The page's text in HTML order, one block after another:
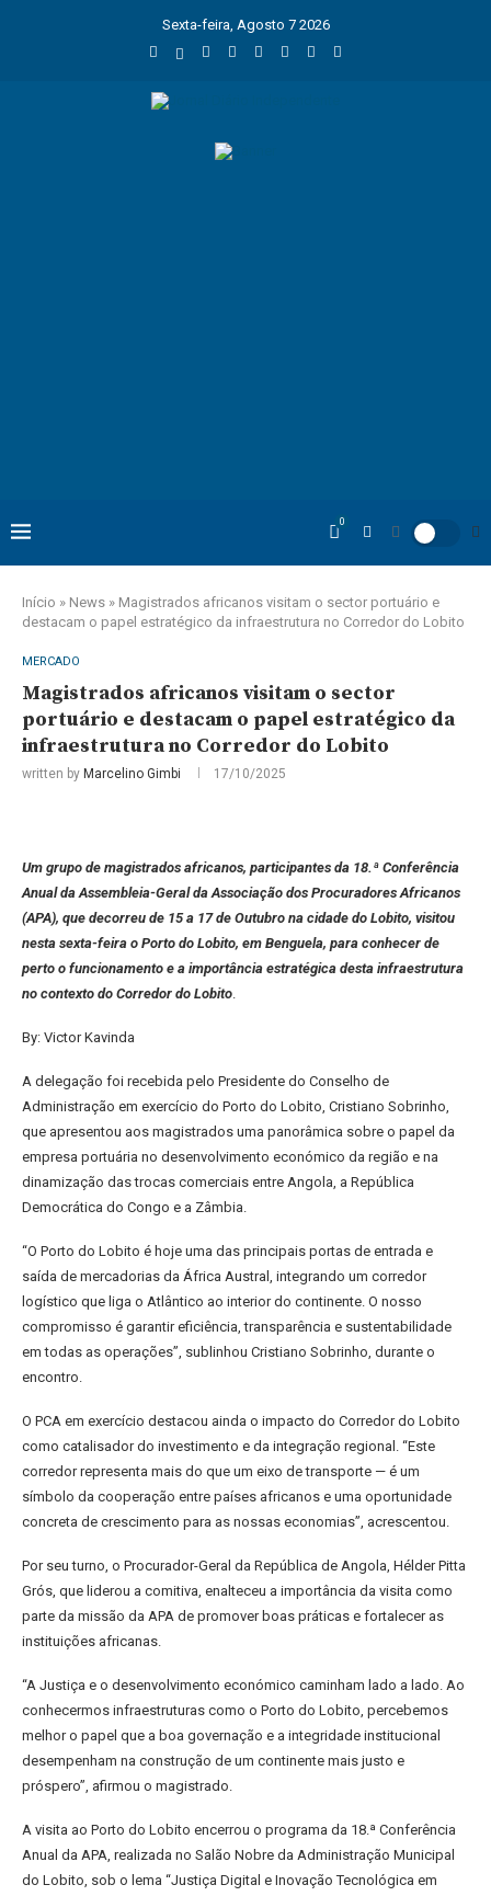
Sexta-feira, Agosto 7 2026
0
Início » News » Magistrados africanos visitam o sector portuário e
destacam o papel estratégico da infraestrutura no Corredor do Lobito
MERCADO
Magistrados africanos visitam o sector
portuário e destacam o papel estratégico da
infraestrutura no Corredor do Lobito
written by Marcelino Gimbi 17/10/2025
Um grupo de magistrados africanos, participantes da 18.ª Conferência
Anual da Assembleia-Geral da Associação dos Procuradores Africanos
(APA), que decorreu de 15 a 17 de Outubro na cidade do Lobito, visitou
nesta sexta-feira o Porto do Lobito, em Benguela, para conhecer de
perto o funcionamento e a importância estratégica desta infraestrutura
no contexto do Corredor do Lobito.
By: Victor Kavinda
A delegação foi recebida pelo Presidente do Conselho de
Administração em exercício do Porto do Lobito, Cristiano Sobrinho,
que apresentou aos magistrados uma panorâmica sobre o papel da
empresa portuária no desenvolvimento económico da região e na
dinamização das trocas comerciais entre Angola, a República
Democrática do Congo e a Zâmbia.
“O Porto do Lobito é hoje uma das principais portas de entrada e
saída de mercadorias da África Austral, integrando um corredor
logístico que liga o Atlântico ao interior do continente. O nosso
compromisso é garantir eficiência, transparência e sustentabilidade
em todas as operações”, sublinhou Cristiano Sobrinho, durante o
encontro.
O PCA em exercício destacou ainda o impacto do Corredor do Lobito
como catalisador do investimento e da integração regional. “Este
corredor representa mais do que um eixo de transporte — é um
símbolo da cooperação entre países africanos e uma oportunidade
concreta de crescimento para as nossas economias”, acrescentou.
Por seu turno, o Procurador-Geral da República de Angola, Hélder Pitta
Grós, que liderou a comitiva, enalteceu a importância da visita como
parte da missão da APA de promover boas práticas e fortalecer as
instituições africanas.
“A Justiça e o desenvolvimento económico caminham lado a lado. Ao
conhecermos infraestruturas como o Porto do Lobito, percebemos
melhor o papel que a boa governação e a integridade institucional
desempenham na construção de um continente mais justo e
próspero”, afirmou o magistrado.
A visita ao Porto do Lobito encerrou o programa da 18.ª Conferência
Anual da APA, realizada no Salão Nobre da Administração Municipal
do Lobito, sob o lema “Justiça Digital e Inovação Tecnológica em